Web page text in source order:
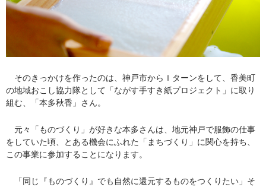
そのきっかけを作ったのは、神戸市からＩターンをして、香美町
の地域おこし協力隊として「ながす手すき紙プロジェクト」に取り
組む、「本多秋香」さん。
元々「ものづくり」が好きな本多さんは、地元神戸で服飾の仕事
をしていた頃、とある機会にふれた「まちづくり」に関心を持ち、
この事業に参加することになります。
「同じ『ものづくり』でも自然に還元するものをつくりたい」そ